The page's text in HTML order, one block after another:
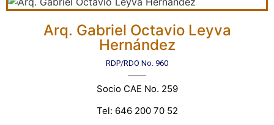
Arq. Gabriel Octavio Leyva
Hernández
RDP/RDO No. 960
Socio CAE No. 259
Tel: 646 200 70 52